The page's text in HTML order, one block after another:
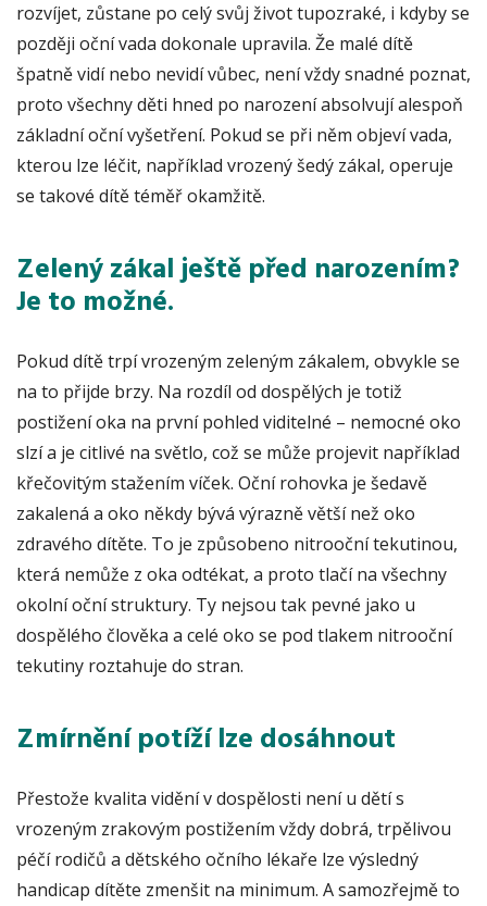
rozvíjet, zůstane po celý svůj život tupozraké, i kdyby se
později oční vada dokonale upravila. Že malé dítě
špatně vidí nebo nevidí vůbec, není vždy snadné poznat,
proto všechny děti hned po narození absolvují alespoň
základní oční vyšetření. Pokud se při něm objeví vada,
kterou lze léčit, například vrozený šedý zákal, operuje
se takové dítě téměř okamžitě.
Zelený zákal ještě před narozením?
Je to možné.
Pokud dítě trpí vrozeným zeleným zákalem, obvykle se
na to přijde brzy. Na rozdíl od dospělých je totiž
postižení oka na první pohled viditelné – nemocné oko
slzí a je citlivé na světlo, což se může projevit například
křečovitým stažením víček. Oční rohovka je šedavě
zakalená a oko někdy bývá výrazně větší než oko
zdravého dítěte. To je způsobeno nitrooční tekutinou,
která nemůže z oka odtékat, a proto tlačí na všechny
okolní oční struktury. Ty nejsou tak pevné jako u
dospělého člověka a celé oko se pod tlakem nitrooční
tekutiny roztahuje do stran.
Zmírnění potíží lze dosáhnout
Přestože kvalita vidění v dospělosti není u dětí s
vrozeným zrakovým postižením vždy dobrá, trpělivou
péčí rodičů a dětského očního lékaře lze výsledný
handicap dítěte zmenšit na minimum. A samozřejmě to